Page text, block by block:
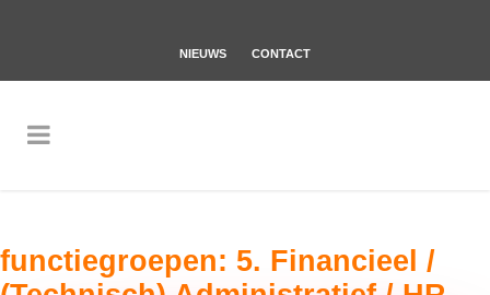
NIEUWS CONTACT
functiegroepen: 5. Financieel /